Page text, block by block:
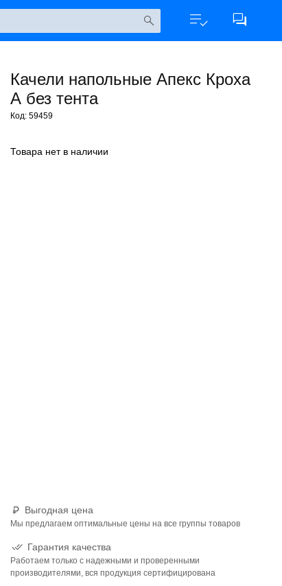
Качели напольные Апекс Кроха
А без тента
Код: 59459
Товара нет в наличии
Выгодная цена
Мы предлагаем оптимальные цены на все группы товаров
Гарантия качества
Работаем только с надежными и проверенными
производителями, вся продукция сертифицирована